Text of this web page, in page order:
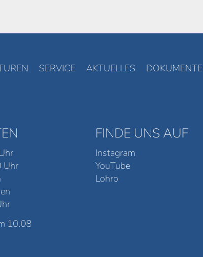
SERVICE AKTUELLES DOKUMENTE
Uhr
10.08
FINDE UNS AUF
Instagram
YouTube
Lohro